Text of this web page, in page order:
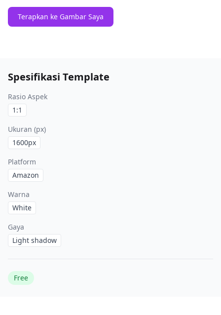
Terapkan ke Gambar Saya
Spesifikasi Template
Rasio Aspek
1:1
Ukuran (px)
1600px
Platform
Amazon
Warna
White
Gaya
Light shadow
Free